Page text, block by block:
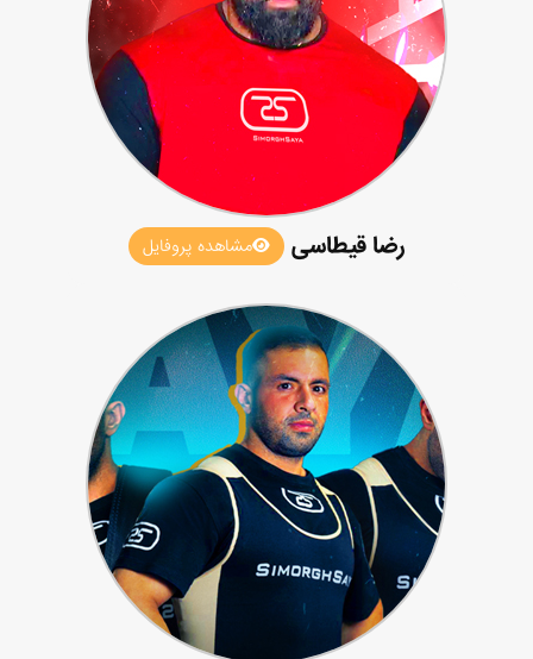
رضا قیطاسی مشاهده پروفایل